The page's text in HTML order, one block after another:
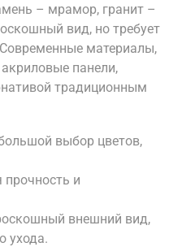
– мрамор, гранит –
вид, но требует
материалы,
панели,
традиционным
выбор цветов,
прочность и
внешний вид,
ухода.